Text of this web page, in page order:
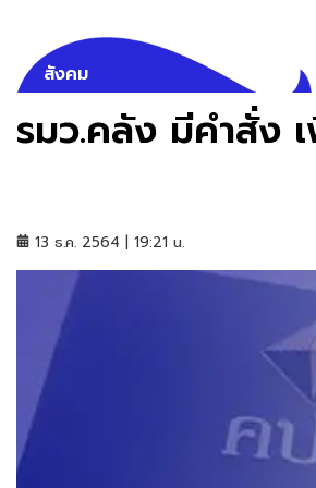
สังคม
รมว.คลัง มีคำสั่ง
13 ธ.ค. 2564 | 19:21 น.